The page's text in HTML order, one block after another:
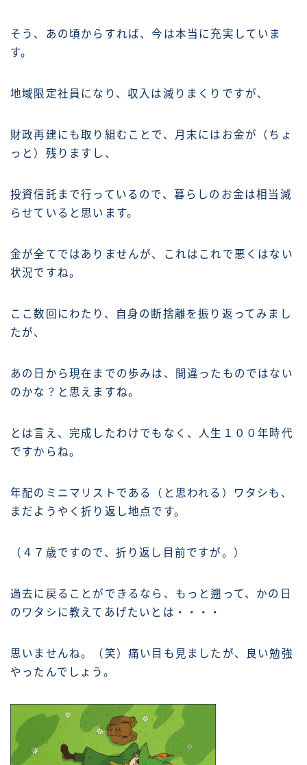
そう、あの頃からすれば、今は本当に充実していま
す。
地域限定社員になり、収入は減りまくりですが、
財政再建にも取り組むことで、月末にはお金が（ちょ
っと）残りますし、
投資信託まで行っているので、暮らしのお金は相当減
らせていると思います。
金が全てではありませんが、これはこれで悪くはない
状況ですね。
ここ数回にわたり、自身の断捨離を振り返ってみまし
たが、
あの日から現在までの歩みは、間違ったものではない
のかな？と思えますね。
とは言え、完成したわけでもなく、人生１００年時代
ですからね。
年配のミニマリストである（と思われる）ワタシも、
まだようやく折り返し地点です。
（４７歳ですので、折り返し目前ですが。）
過去に戻ることができるなら、もっと遡って、かの日
のワタシに教えてあげたいとは・・・・
思いませんね。（笑）痛い目も見ましたが、良い勉強
やったんでしょう。